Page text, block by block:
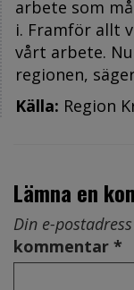
arbete som
i. Framför allt
vårt arbete.
regionen,
Källa: Region
Lämna en
Din e-
kommentar *